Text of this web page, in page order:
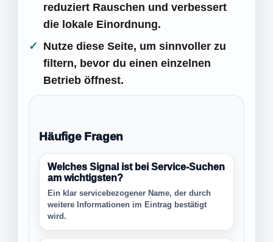
reduziert Rauschen und verbessert
die lokale Einordnung.
Nutze diese Seite, um sinnvoller zu
filtern, bevor du einen einzelnen
Betrieb öffnest.
Häufige Fragen
Welches Signal ist bei Service-Suchen
am wichtigsten?
Ein klar servicebezogener Name, der durch
weitere Informationen im Eintrag bestätigt
wird.